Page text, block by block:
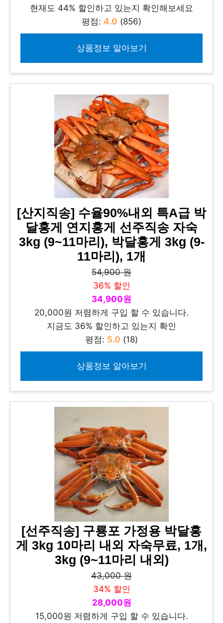
현재도 44% 할인하고 있는지 확인해보세요
평점: 4.0 (856)
상품정보 알아보기
[산지직송] 수율90%내외 특A급 박
달홍게 연지홍게 선주직송 자숙
3kg (9~11마리), 박달홍게 3kg (9-
11마리), 1개
54,900 원
36% 할인
34,900원
20,000원 저렴하게 구입 할 수 있습니다.
지금도 36% 할인하고 있는지 확인
평점: 5.0 (18)
상품정보 알아보기
[선주직송] 구룡포 가정용 박달홍
게 3kg 10마리 내외 자숙무료, 1개,
3kg (9~11마리 내외)
43,000 원
34% 할인
28,000원
15,000원 저렴하게 구입 할 수 있습니다.